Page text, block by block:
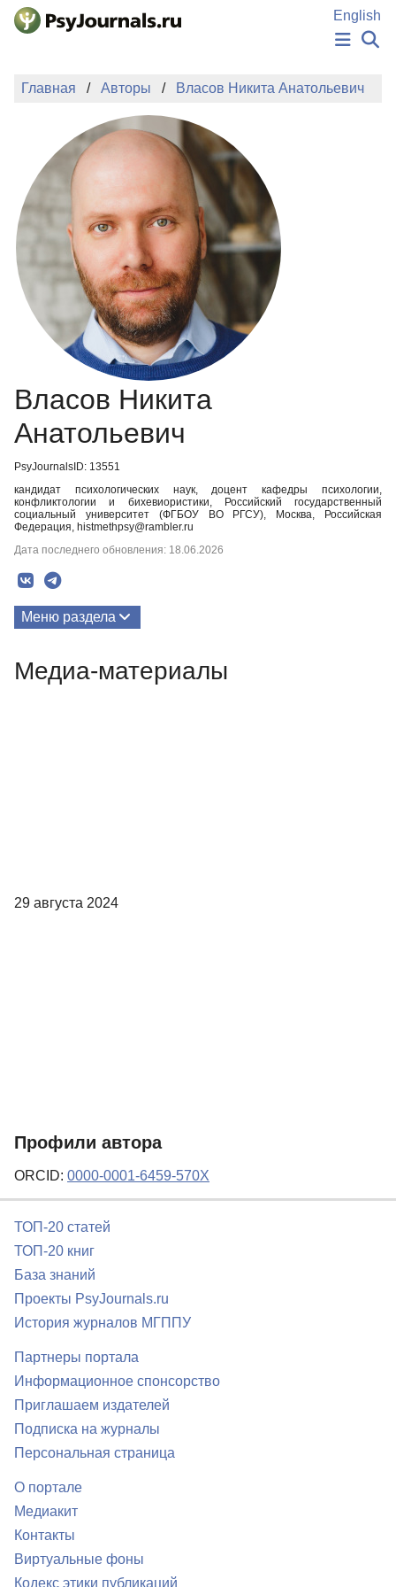
Перейти к основному содержанию
English
НОВОСТИ
АВТОРЫ
ПОДАТЬ РУКОПИСЬ
БАЗА ЗНАНИЙ
КЛЮЧЕВЫЕ СЛОВА
Регистрация
Главная Авторы Власов Никита Анатольевич
Власов Никита
Анатольевич
PsyJournalsID: 13551
кандидат психологических наук, доцент кафедры психологии,
конфликтологии и бихевиористики, Российский государственный
социальный университет (ФГБОУ ВО РГСУ), Москва, Российская
Федерация, histmethpsy@rambler.ru
Дата последнего обновления: 18.06.2026
Меню раздела
Медиа-материалы
Медиа-материалы
29 августа 2024
Профили автора
ORCID: 0000-0001-6459-570X
ТОП-20 статей
ТОП-20 книг
База знаний
Проекты PsyJournals.ru
История журналов МГППУ
Партнеры портала
Информационное спонсорство
Приглашаем издателей
Подписка на журналы
Персональная страница
О портале
Медиакит
Контакты
Виртуальные фоны
Кодекс этики публикаций